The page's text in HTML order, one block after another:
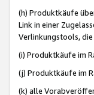
(h) Produktkäufe
Link in einer
Verlinkungstools,
(i) Produktkäufe im
(j) Produktkäufe im
(k) alle